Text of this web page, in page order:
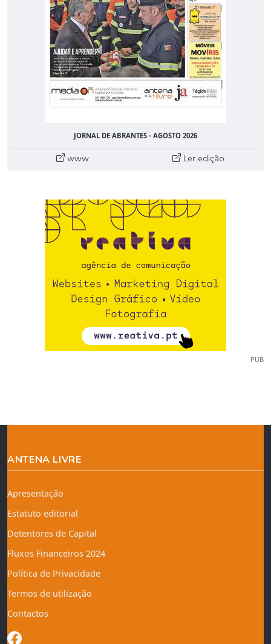
JORNAL DE ABRANTES - AGOSTO 2026
www Ler edição
PUB
ANTENA LIVRE
Apresentação
Estatuto editorial
Detentores de Capital
Fluxos Financeiros 2024
Política de Privacidade
Termos de utilização
Contactos